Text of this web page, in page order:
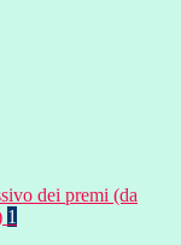
dei premi (da
1